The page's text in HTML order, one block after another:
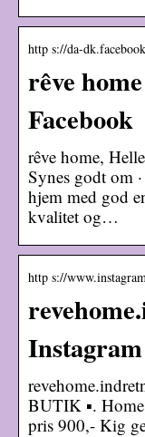
http s://da-
rêve
Facebook
rêve home,
Synes godt om
hjem med god
kvalitet og…
http s://
Instagram
BUTIK ▪️.
pris 900,- Kig